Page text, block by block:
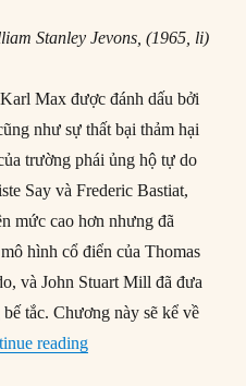
Stanley Jevons, (1965, li)
Max được đánh dấu bởi
như sự thất bại thảm hại
trường phái ủng hộ tự do
Say và Frederic Bastiat,
mức cao hơn nhưng đã
hình cổ điển của Thomas
và John Stuart Mill đã đưa
tắc. Chương này sẽ kể về
reading“#130 – Từ Adam